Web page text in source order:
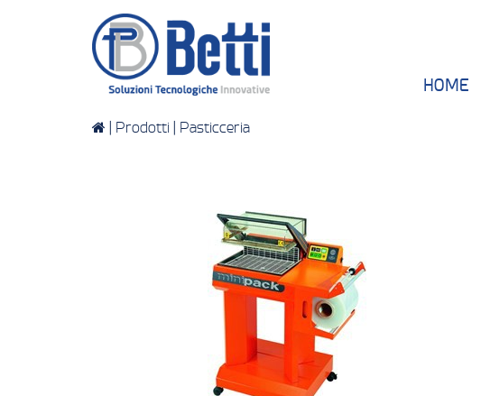
HOME
Prodotti Pasticceria